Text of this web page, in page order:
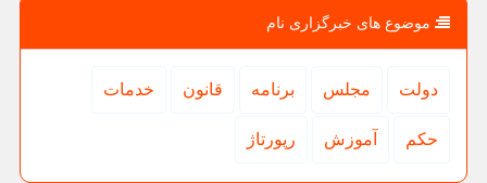
موضوع های خبرگزاری نام
دولت مجلس برنامه قانون خدمات
حكم آموزش رپورتاژ